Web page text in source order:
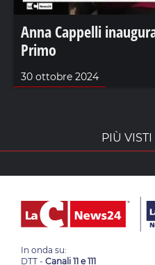
Anna Cappelli
Primo
30 ottobre 2024
PIÙ
In onda su:
DTT - Canali 11 e 111